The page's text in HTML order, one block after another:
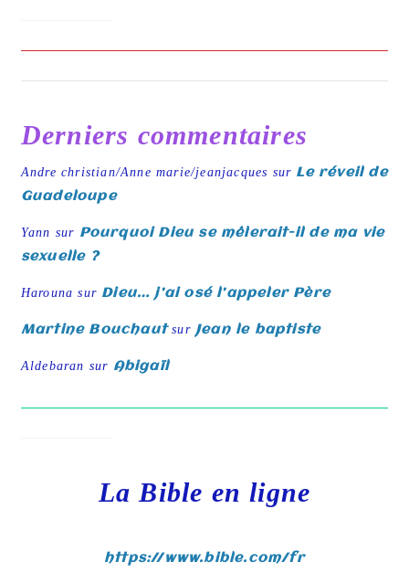
Derniers commentaires
Andre christian/Anne marie/jeanjacques sur Le réveil de
Guadeloupe
Yann sur Pourquoi Dieu se mêlerait-il de ma vie
sexuelle ?
Harouna sur Dieu… j’ai osé l’appeler Père
Martine Bouchautsur Jean le baptiste
Aldebaran sur Abigaïl
La Bible en ligne
https://www.bible.com/fr